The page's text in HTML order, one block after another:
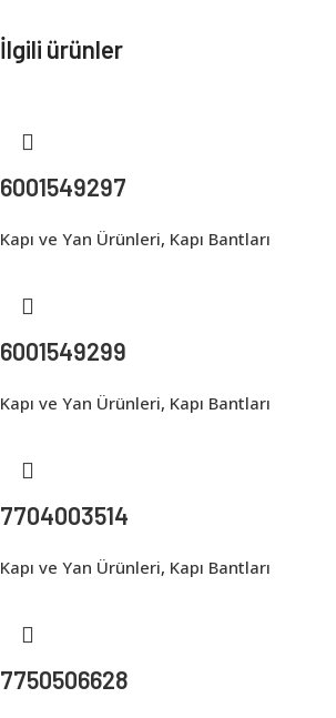
İlgili ürünler
6001549297
Kapı ve Yan Ürünleri, Kapı Bantları
6001549299
Kapı ve Yan Ürünleri, Kapı Bantları
7704003514
Kapı ve Yan Ürünleri, Kapı Bantları
7750506628